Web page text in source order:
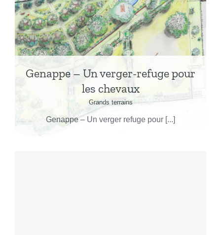
Genappe – Un verger-refuge pour
les chevaux
Grands terrains
Genappe – Un verger refuge pour [...]